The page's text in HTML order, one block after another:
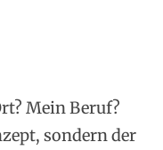
Mein Beruf?
sondern der